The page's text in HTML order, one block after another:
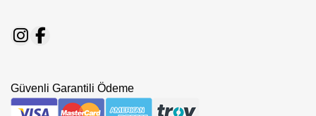
Güvenli Garantili Ödeme